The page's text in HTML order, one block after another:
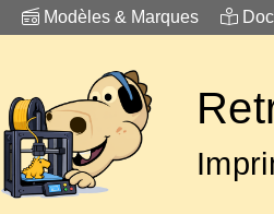
Modèles & Marques